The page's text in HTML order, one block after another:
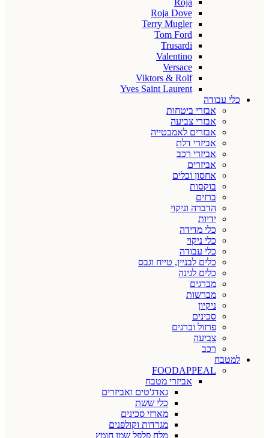
Roja
Roja Dove
Terry Mugler
Tom Ford
Trusardi
Valentino
Versace
Viktors & Rolf
Yves Saint Laurent
כלי עבודה
אבזרי ביטחות
אבזרי צביעה
אבזרים לאמבטייה
אביזרי דלת
אביזרי רכב
אביזרים
אחסון וכלים
בוקסות
ברזים
הדברה וניקוי
ידיות
כלי מדידה
כלי ניקוי
כלי עבודה
כלים לבניין, טייח וגבס
כלים לגינה
מברגים
מברשות
ניקיון
סכינים
פרזול וברגים
צביעה
רכב
למטבח
FOODAPPEAL
אביזרי מטבח
גאדג'טים ואביזרים
כלי ששת
מארזי סכינים
מגרדות וקולפנים
מלח פלפל שמן חומץ